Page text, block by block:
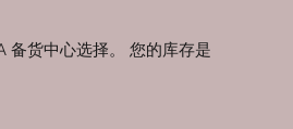
备货中心选择。 您的库存是